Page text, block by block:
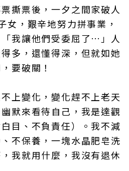
撕票後，一夕之間家破人
女，艱辛地努力拼事業，
我讓他們受委屈了…」人
多，還懂得深，但就如她
要破關！
上變化，變化趕不上老天
默來看待自己，我是達觀
目、不負責任）。我不減
不保養，一塊水晶肥皂洗
我就用什麼，我沒有退休